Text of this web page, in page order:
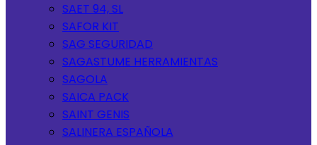
SAET 94, SL
SAFOR KIT
SAG SEGURIDAD
SAGASTUME HERRAMIENTAS
SAGOLA
SAICA PACK
SAINT GENIS
SALINERA ESPAÑOLA